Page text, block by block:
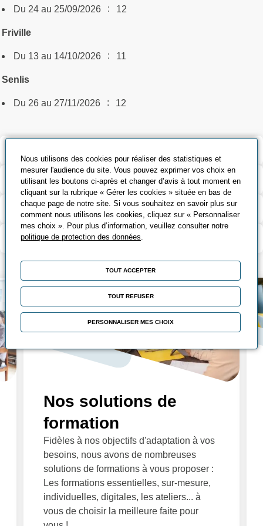
Du 24 au 25/09/2026 : 12
Friville
Du 13 au 14/10/2026 : 11
Senlis
Du 26 au 27/11/2026 : 12
Outils pédagogiques
Contenu de la formation
Modalité d’évaluation
Nos solutions de
formation
Fidèles à nos objectifs d'adaptation à vos
besoins, nous avons de nombreuses
solutions de formations à vous proposer :
Les formations essentielles, sur-mesure,
individuelles, digitales, les ateliers... à
vous de choisir la meilleure faite pour
Nous utilisons des cookies pour réaliser des statistiques et
mesurer l'audience du site. Vous pouvez exprimer vos choix en
utilisant les boutons ci-après et changer d’avis à tout moment en
cliquant sur la rubrique « Gérer les cookies » située en bas de
chaque page de notre site. Si vous souhaitez en savoir plus sur
comment nous utilisons les cookies, cliquez sur « Personnaliser
mes choix ». Pour plus d’information, veuillez consulter notre
politique de protection des données
TOUT ACCEPTER
TOUT REFUSER
PERSONNALISER MES CHOIX